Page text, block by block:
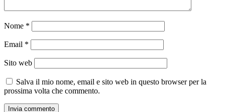
Nome *
Email *
Sito web
Salva il mio nome, email e sito web in questo browser per la
prossima volta che commento.